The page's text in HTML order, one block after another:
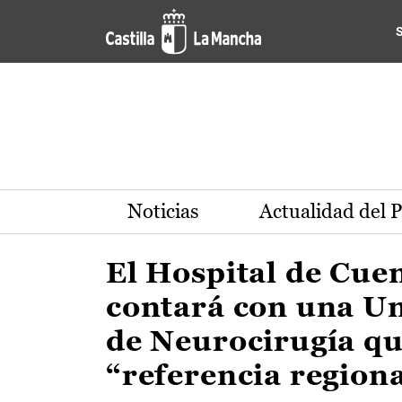
Pasar al contenido principal
Actualidad de la región de
Noticias Actualidad del
El Hospital de
contará con una
de Neurocirugía
“referencia